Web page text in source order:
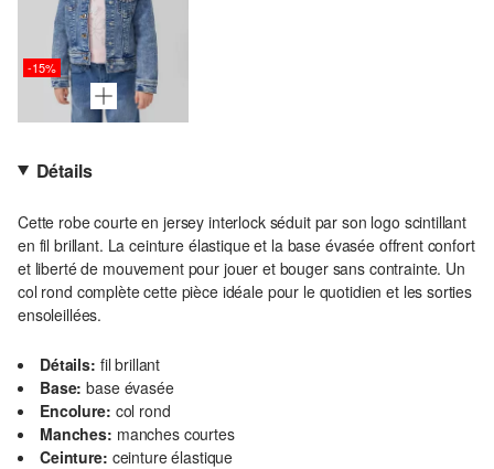
-15%
Détails
Cette robe courte en jersey interlock séduit par son logo scintillant
en fil brillant. La ceinture élastique et la base évasée offrent confort
et liberté de mouvement pour jouer et bouger sans contrainte. Un
col rond complète cette pièce idéale pour le quotidien et les sorties
ensoleillées.
Détails: fil brillant
Base: base évasée
Encolure: col rond
Manches: manches courtes
Ceinture: ceinture élastique